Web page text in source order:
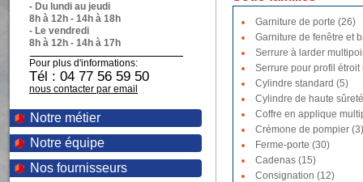
- Du lundi au jeudi
8h à 12h - 14h à 18h
- Le vendredi
8h à 12h - 14h à 17h
Pour plus d'informations:
Tél : 04 77 56 59 50
nous contacter par email
Notre métier
Notre équipe
Nos fournisseurs
Garniture de porte (26)
Garniture de fenêtre et
Serrure à larder
Serrure pour profil étroit
Cylindre standard (5)
Cylindre de haute
Coffre en applique
Crémone de pompier (3)
Ferme-porte (30)
Cadenas (15)
Consignation (12)